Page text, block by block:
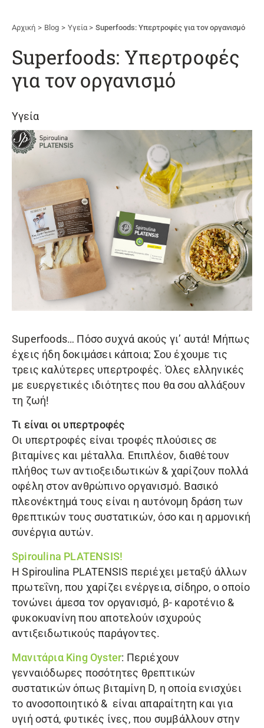
Αρχική Blog Υγεία Superfoods: Υπερτροφές για τον οργανισμό
Superfoods: Υπερτροφές
για τον οργανισμό
Υγεία
Superfoods… Πόσο συχνά ακούς γι’ αυτά! Μήπως
έχεις ήδη δοκιμάσει κάποια; Σου έχουμε τις
τρεις καλύτερες υπερτροφές. Όλες ελληνικές
με ευεργετικές ιδιότητες που θα σου αλλάξουν
τη ζωή!
Τι είναι οι υπερτροφές
Οι υπερτροφές είναι τροφές πλούσιες σε
βιταμίνες και μέταλλα. Επιπλέον, διαθέτουν
πλήθος των αντιοξειδωτικών & χαρίζουν πολλά
οφέλη στον ανθρώπινο οργανισμό. Bασικό
πλεονέκτημά τους είναι η αυτόνομη δράση των
θρεπτικών τους συστατικών, όσο και η αρμονική
συνέργια αυτών.
Spiroulina PLATENSIS!
Η Spiroulina PLATENSIS περιέχει μεταξύ άλλων
πρωτεΐνη, που χαρίζει ενέργεια, σίδηρο, ο οποίο
τονώνει άμεσα τον οργανισμό, β- καροτένιο &
φυκοκυανίνη που αποτελούν ισχυρούς
αντιξειδωτικούς παράγοντες.
Μανιτάρια King Oyster: Περιέχουν
γενναιόδωρες ποσότητες θρεπτικών
συστατικών όπως βιταμίνη D, η οποία ενισχύει
το ανοσοποιητικό & είναι απαραίτητη και για
υγιή οστά, φυτικές ίνες, που συμβάλλουν στην